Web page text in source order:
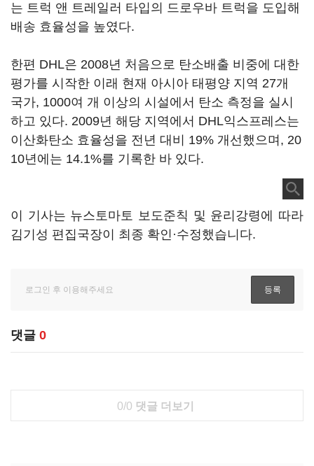
는 트럭 앤 트레일러 타입의 드로우바 트럭을 도입해
배송 효율성을 높였다.
한편 DHL은 2008년 처음으로 탄소배출 비중에 대한
평가를 시작한 이래 현재 아시아 태평양 지역 27개
국가, 1000여 개 이상의 시설에서 탄소 측정을 실시
하고 있다. 2009년 해당 지역에서 DHL익스프레스는
이산화탄소 효율성을 전년 대비 19% 개선했으며, 20
10년에는 14.1%를 기록한 바 있다.
이 기사는 뉴스토마토 보도준칙 및 윤리강령에 따라
김기성 편집국장이 최종 확인·수정했습니다.
댓글 0
0/0 댓글 더보기